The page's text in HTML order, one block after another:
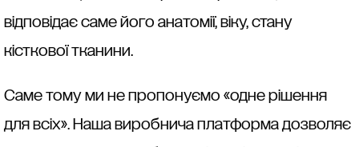
відповідає саме його анатомії, віку, стану
кісткової тканини.
Саме тому ми не пропонуємо «одне рішення
для всіх». Наша виробнича платформа дозволяє